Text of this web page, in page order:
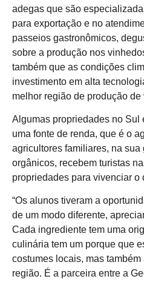
adegas que são
para exportação e no
passeios gastronômicos,
sobre a produção nos
também que as condições
investimento em alta
melhor região de produção de
Algumas propriedades no Sul
uma fonte de renda, que é o
agricultores familiares, na
orgânicos, recebem turistas
propriedades para vivenciar o
“Os alunos tiveram a
de um modo diferente,
Cada ingrediente tem uma
culinária tem um porque que
costumes locais, mas
região. É a parceira entre a